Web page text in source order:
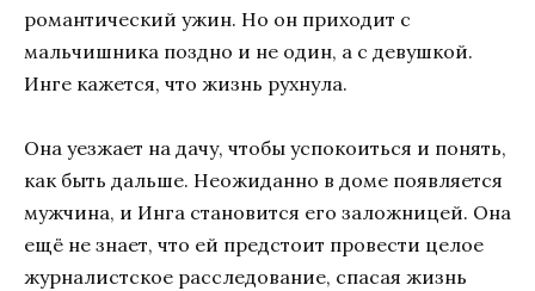
романтический ужин. Но он приходит с
мальчишника поздно и не один, а с девушкой.
Инге кажется, что жизнь рухнула.
Она уезжает на дачу, чтобы успокоиться и понять,
как быть дальше. Неожиданно в доме появляется
мужчина, и Инга становится его заложницей. Она
ещё не знает, что ей предстоит провести целое
журналистское расследование, спасая жизнь